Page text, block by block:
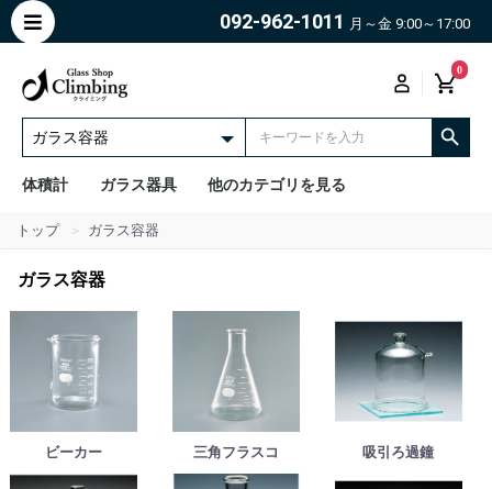
092-962-1011 月～金 9:00～17:00
0
体積計 ガラス器具 他のカテゴリを見る
トップ ガラス容器
ガラス容器
ビーカー 三角フラスコ 吸引ろ過鐘